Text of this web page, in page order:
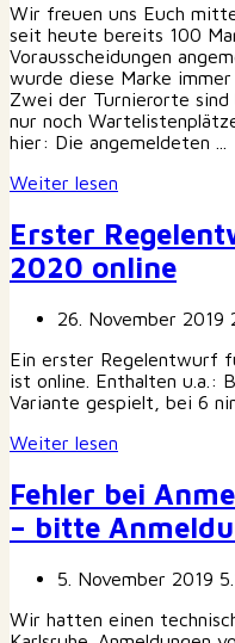
Wir freuen uns Euch
seit heute bereits 100
Vorausscheidungen
wurde diese Marke
Zwei der Turnierorte sind
nur noch
hier: Die angemeldeten ...
Weiter lesen
Erster
2020 online
26. November 2019
Ein erster Regelentwurf
ist online. Enthalten u.a.:
Variante gespielt, bei 6
Weiter lesen
Fehler bei
– bitte
5. November 2019
Wir hatten einen